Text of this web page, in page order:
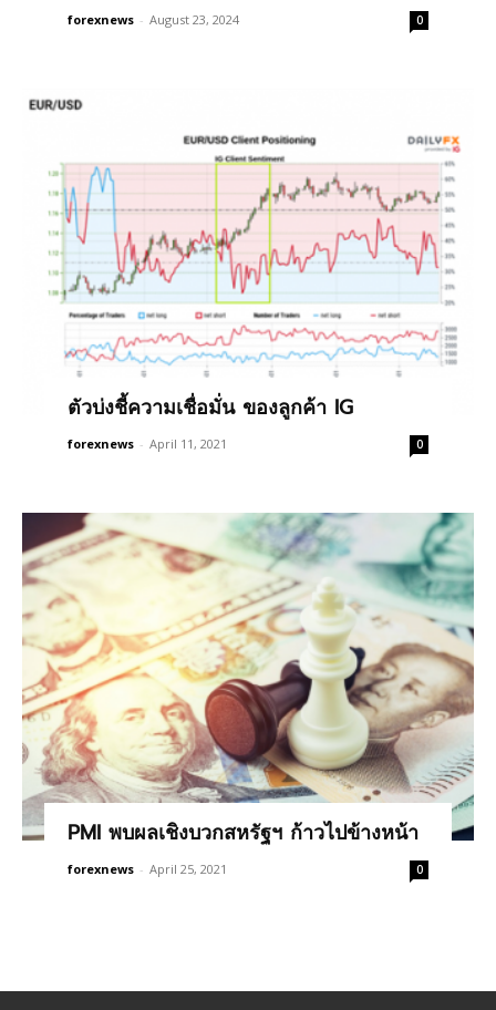
forexnews - August 23, 2024 0
ตัวบ่งชี้ความเชื่อมั่น ของลูกค้า IG
forexnews - April 11, 2021 0
PMI พบผลเชิงบวกสหรัฐฯ ก้าวไปข้างหน้า
forexnews - April 25, 2021 0